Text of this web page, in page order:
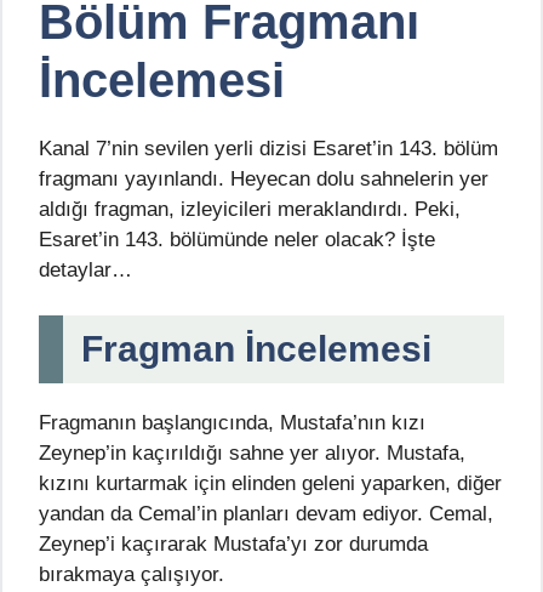
Bölüm Fragmanı
İncelemesi
Kanal 7’nin sevilen yerli dizisi Esaret’in 143. bölüm
fragmanı yayınlandı. Heyecan dolu sahnelerin yer
aldığı fragman, izleyicileri meraklandırdı. Peki,
Esaret’in 143. bölümünde neler olacak? İşte
detaylar…
Fragman İncelemesi
Fragmanın başlangıcında, Mustafa’nın kızı
Zeynep’in kaçırıldığı sahne yer alıyor. Mustafa,
kızını kurtarmak için elinden geleni yaparken, diğer
yandan da Cemal’in planları devam ediyor. Cemal,
Zeynep’i kaçırarak Mustafa’yı zor durumda
bırakmaya çalışıyor.